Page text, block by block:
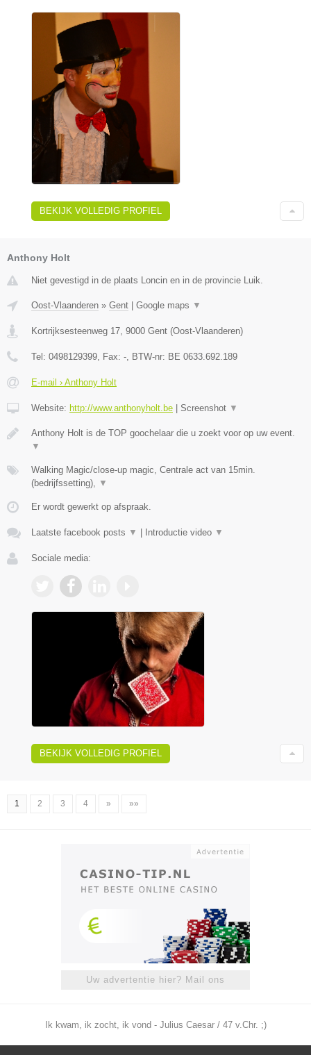
BEKIJK VOLLEDIG PROFIEL
Anthony Holt
Niet gevestigd in de plaats Loncin en in de provincie Luik.
Oost-Vlaanderen » Gent Google maps ▼
Kortrijksesteenweg 17, 9000 Gent (Oost-Vlaanderen)
Tel: 0498129399, Fax: -, BTW-nr: BE 0633.692.189
E-mail › Anthony Holt
Website: http://www.anthonyholt.be Screenshot ▼
Anthony Holt is de TOP goochelaar die u zoekt voor op uw event.
▼
Walking Magic/close-up magic, Centrale act van 15min.
(bedrijfssetting), ▼
Er wordt gewerkt op afspraak.
Laatste facebook posts ▼ Introductie video ▼
Sociale media:
BEKIJK VOLLEDIG PROFIEL
1 2 3 4 » »»
Uw advertentie hier? Mail ons
Ik kwam, ik zocht, ik vond - Julius Caesar / 47 v.Chr. ;)